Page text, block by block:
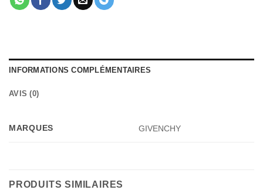
INFORMATIONS COMPLÉMENTAIRES
AVIS (0)
MARQUES GIVENCHY
PRODUITS SIMILAIRES